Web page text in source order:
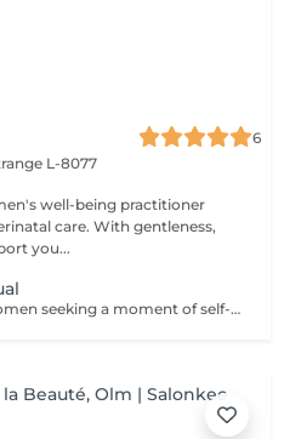
6
L-8077
care. With gentleness,
you...
This ritual is designed for women seeking a moment of self-reconnection. It helps balance feminine energy, release emotional and energetic blockages, and strengthen the connection to intuition and creativity. Benefits: Deep relaxation, improved energy flow, renewed vitality, and mental clarity. The ritual includes a personalized consultation, a custom-blended oil, a meditation, and an energy healing session. Single session, deductible from a full support package.